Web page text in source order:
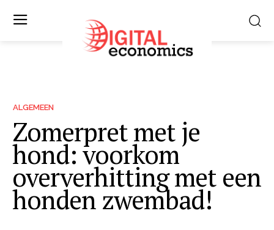
ALGEMEEN
Zomerpret met je
hond: voorkom
oververhitting met een
honden zwembad!